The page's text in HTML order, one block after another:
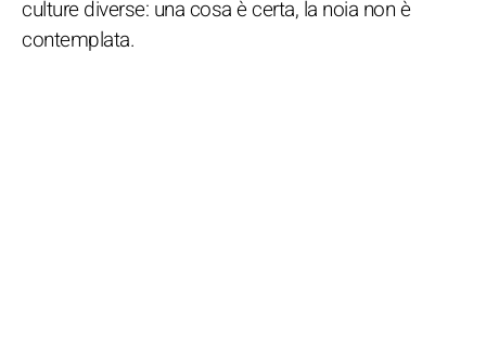
culture diverse: una cosa è certa, la noia non è
contemplata.